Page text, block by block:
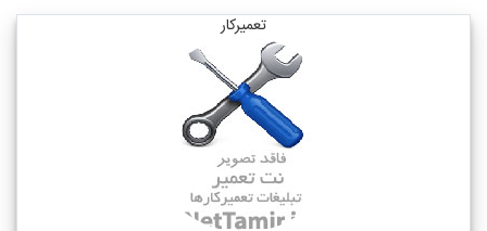
تعمیرکار